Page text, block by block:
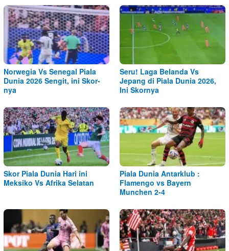
Norwegia Vs Senegal Piala
Dunia 2026 Sengit, ini Skor-
nya
Seru! Laga Belanda Vs
Jepang di Piala Dunia 2026,
Ini Skornya
Skor Piala Dunia Hari ini
Meksiko Vs Afrika Selatan
Piala Dunia Antarklub :
Flamengo vs Bayern
Munchen 2-4